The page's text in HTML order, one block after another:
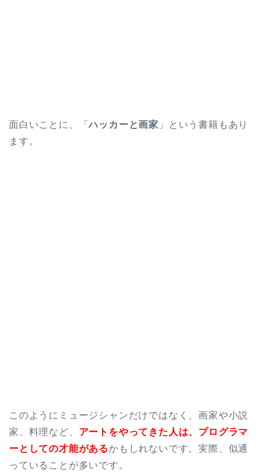
面白いことに、「ハッカーと画家 」という書籍もあり
ます。
このようにミュージシャンだけではなく、画家や小説
家、料理など、 アートをやってきた人は、プログラマ
ーとしての才能があるかもしれないです。実際、似通
っていることが多いです。